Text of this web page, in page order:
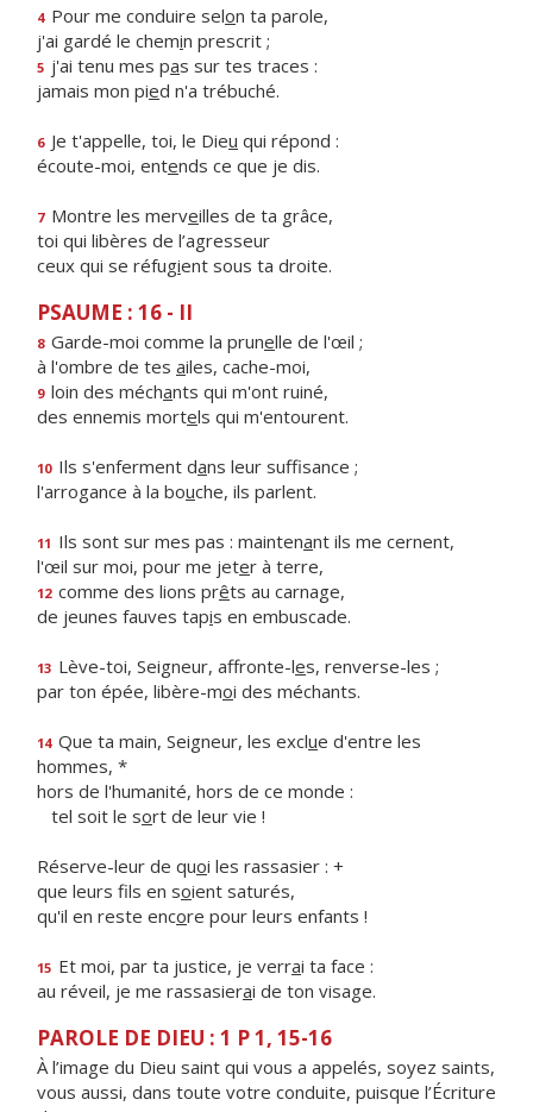
4 Pour me conduire selon ta parole,
j'ai gardé le chemin prescrit ;
5 j'ai tenu mes pas sur tes traces :
jamais mon pied n'a trébuché.
6 Je t'appelle, toi, le Dieu qui répond :
écoute-moi, entends ce que je dis.
7 Montre les merveilles de ta grâce,
toi qui libères de l’agresseur
ceux qui se réfugient sous ta droite.
PSAUME : 16 - II
8 Garde-moi comme la prunelle de l'œil ;
à l'ombre de tes ailes, cache-moi,
9 loin des méchants qui m'ont ruiné,
des ennemis mortels qui m'entourent.
10 Ils s'enferment dans leur suffisance ;
l'arrogance à la bouche, ils parlent.
11 Ils sont sur mes pas : maintenant ils me cernent,
l'œil sur moi, pour me jeter à terre,
12 comme des lions prêts au carnage,
de jeunes fauves tapis en embuscade.
13 Lève-toi, Seigneur, affronte-les, renverse-les ;
par ton épée, libère-moi des méchants.
14 Que ta main, Seigneur, les exclue d'entre les
hommes, *
hors de l'humanité, hors de ce monde :
tel soit le sort de leur vie !
Réserve-leur de quoi les rassasier : +
que leurs fils en soient saturés,
qu'il en reste encore pour leurs enfants !
15 Et moi, par ta justice, je verrai ta face :
au réveil, je me rassasierai de ton visage.
PAROLE DE DIEU : 1 P 1, 15-16
À l’image du Dieu saint qui vous a appelés, soyez saints,
vous aussi, dans toute votre conduite, puisque l’Écriture